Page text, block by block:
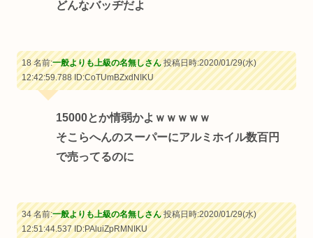
どんなバッヂだよ
18 名前:一般よりも上級の名無しさん投稿日時:2020/01/29(水)
12:42:59.788ID:CoTUmBZxdNIKU
15000とか情弱かよｗｗｗｗｗ
そこらへんのスーパーにアルミホイル数百円
で売ってるのに
34 名前:一般よりも上級の名無しさん投稿日時:2020/01/29(水)
12:51:44.537ID:PAluiZpRMNIKU